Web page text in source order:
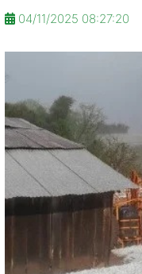
04/11/2025 08:27:20